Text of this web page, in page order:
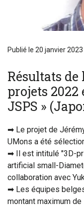
Publié le 20 janvier 2023
Résultats de
projets 2022
JSPS »
➡ Le projet de
UMons a été
➡ Il est intitulé "3D-
artificial small-
collaboration avec
➡ Les équipes
montant maximum